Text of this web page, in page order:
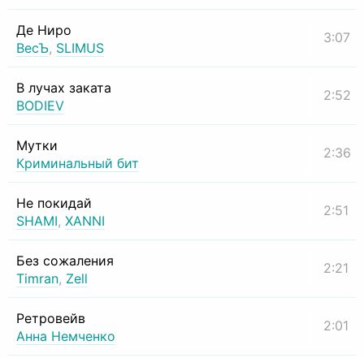
Де Ниро
ВесЪ, SLIMUS
3:07
В лучах заката
BODIEV
2:52
Мутки
Криминальный бит
2:36
Не покидай
SHAMI, XANNI
2:51
Без сожаления
Timran, Zell
2:21
Ретровейв
Анна Немченко
2:01